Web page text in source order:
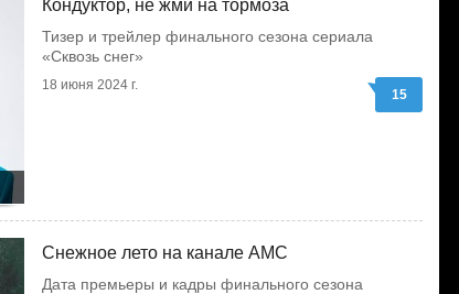
Кондуктор, не жми на тормоза
Тизер и трейлер финального сезона сериала
«Сквозь снег»
18 июня 2024 г.
15
Снежное лето на канале AMC
Дата премьеры и кадры финального сезона